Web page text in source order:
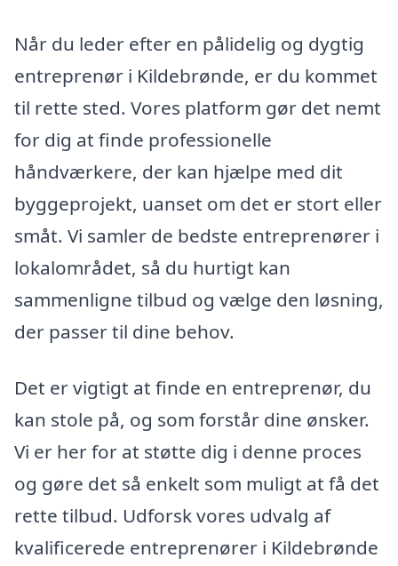
Når du leder efter en pålidelig og dygtig
entreprenør i Kildebrønde, er du kommet
til rette sted. Vores platform gør det nemt
for dig at finde professionelle
håndværkere, der kan hjælpe med dit
byggeprojekt, uanset om det er stort eller
småt. Vi samler de bedste entreprenører i
lokalområdet, så du hurtigt kan
sammenligne tilbud og vælge den løsning,
der passer til dine behov.
Det er vigtigt at finde en entreprenør, du
kan stole på, og som forstår dine ønsker.
Vi er her for at støtte dig i denne proces
og gøre det så enkelt som muligt at få det
rette tilbud. Udforsk vores udvalg af
kvalificerede entreprenører i Kildebrønde